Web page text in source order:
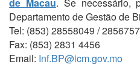
Departamento de Gestão de
Tel: (853) 28558049 /
Fax: (853) 2831 4456
Email: Inf.BP@icm.gov.mo